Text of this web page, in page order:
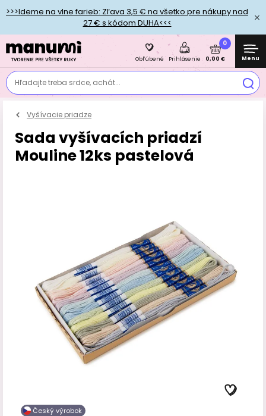
>>>Ideme na vlne farieb: Zľava 3,5 € na všetko pre nákupy nad
27 € s kódom DUHA<<<
Hľadajte treba srdce, achát...
Obľúbené Prihlásenie
0
0,00 € Menu
Vyšívacie priadze
Sada vyšívacích priadzí
Mouline 12ks pastelová
Český výrobok